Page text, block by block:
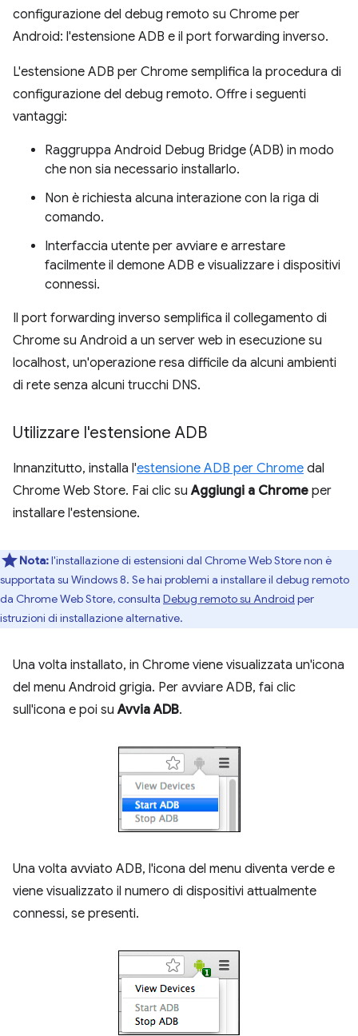
configurazione del debug remoto su Chrome per
Android: l'estensione ADB e il port forwarding inverso.
L'estensione ADB per Chrome semplifica la procedura di
configurazione del debug remoto. Offre i seguenti
vantaggi:
Raggruppa Android Debug Bridge (ADB) in modo
che non sia necessario installarlo.
Non è richiesta alcuna interazione con la riga di
comando.
Interfaccia utente per avviare e arrestare
facilmente il demone ADB e visualizzare i dispositivi
connessi.
Il port forwarding inverso semplifica il collegamento di
Chrome su Android a un server web in esecuzione su
localhost, un'operazione resa difficile da alcuni ambienti
di rete senza alcuni trucchi DNS.
Utilizzare l'estensione ADB
Innanzitutto, installa l'estensione ADB per Chrome dal
Chrome Web Store. Fai clic suAggiungi a Chrome per
installare l'estensione.
Nota:l'installazione di estensioni dal Chrome Web Store non è
supportata su Windows 8. Se hai problemi a installare il debug remoto
da Chrome Web Store, consulta Debug remoto su Android per
istruzioni di installazione alternative.
Una volta installato, in Chrome viene visualizzata un'icona
del menu Android grigia. Per avviare ADB, fai clic
sull'icona e poi suAvvia ADB.
Una volta avviato ADB, l'icona del menu diventa verde e
viene visualizzato il numero di dispositivi attualmente
connessi, se presenti.